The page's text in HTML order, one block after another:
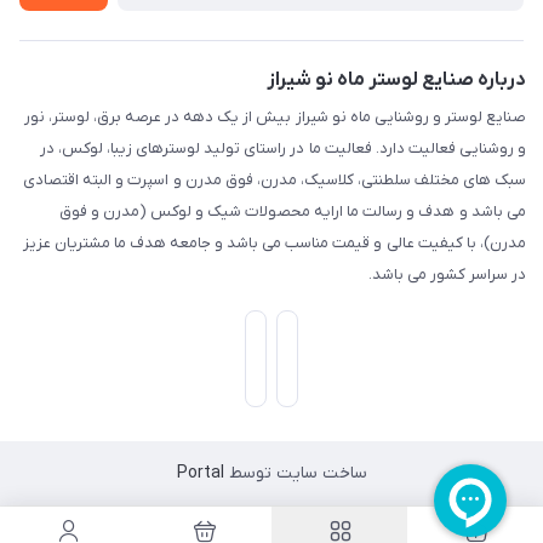
درباره صنایع لوستر ماه نو شیراز
صنایع لوستر و روشنایی ماه نو شیراز بیش از یک دهه در عرصه برق، لوستر، نور
و روشنایی فعالیت دارد. فعالیت ما در راستای تولید لوسترهای زیبا، لوکس، در
سبک های مختلف سلطنتی، کلاسیک، مدرن، فوق مدرن و اسپرت و البته اقتصادی
می باشد و هدف و رسالت ما ارایه محصولات شیک و لوکس (مدرن و فوق
مدرن)، با کیفیت عالی و قیمت مناسب می باشد و جامعه هدف ما مشتریان عزیز
در سراسر کشور می باشد.
ساخت سایت توسط Portal